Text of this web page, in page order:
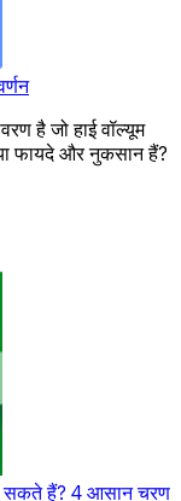
है जो हाई वॉल्यूम
फायदे और नुकसान हैं?
सकते हैं? 4 आसान चरण